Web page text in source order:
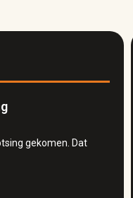
gekomen. Dat